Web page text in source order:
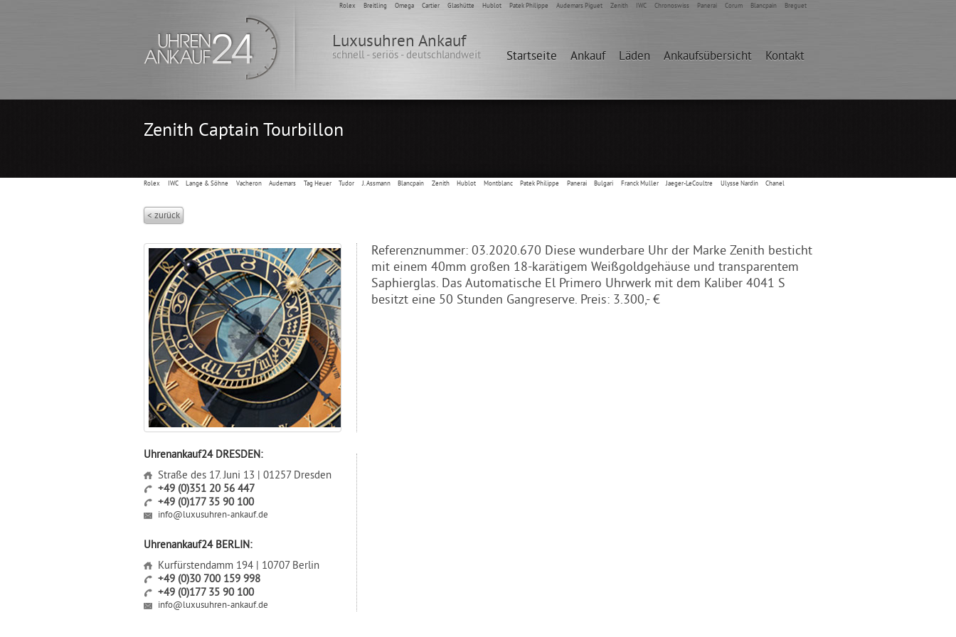
Rolex Breitling Omega Cartier Glashütte Hublot Patek Philippe Audemars Piguet Zenith IWC Chronoswiss Panerai Corum Blancpain Breguet
Luxusuhren Ankauf
schnell - seriös - deutschlandweit Startseite Ankauf Läden Ankaufsübersicht Kontakt
Zenith Captain Tourbillon
Rolex IWC Lange & Söhne Vacheron Audemars Tag Heuer Tudor J. Assmann Blancpain Zenith Hublot Montblanc Patek Philippe Panerai Bulgari Franck Muller Jaeger-LeCoultre Ulysse Nardin Chanel
< zurück
Uhrenankauf24 DRESDEN:
Straße des 17. Juni 13 | 01257 Dresden
+49 (0)351 20 56 447
+49 (0)177 35 90 100
info@luxusuhren-ankauf.de
Uhrenankauf24 BERLIN:
Kurfürstendamm 194 | 10707 Berlin
+49 (0)30 700 159 998
+49 (0)177 35 90 100
info@luxusuhren-ankauf.de
Referenznummer: 03.2020.670 Diese wunderbare Uhr der Marke Zenith besticht
mit einem 40mm großen 18-karätigem Weißgoldgehäuse und transparentem
Saphierglas. Das Automatische El Primero Uhrwerk mit dem Kaliber 4041 S
besitzt eine 50 Stunden Gangreserve. Preis: 3.300,- €